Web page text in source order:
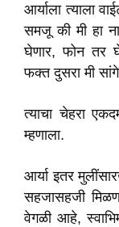
आर्याला त्याला
समजू की मी हा
घेणार, फोन तर
फक्त दुसरा मी
त्याचा चेहरा
म्हणाला.
आर्या इतर
सहजासहजी
वेगळी आहे,